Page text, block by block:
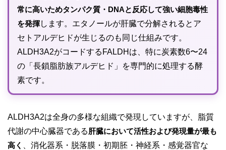
常に高いためタンパク質・DNAと反応して強い細胞毒性
を発揮します。エタノールが肝臓で分解されるとア
セトアルデヒドが生じるのも同じ仕組みです。
ALDH3A2がコードするFALDHは、特に炭素数6〜24
の「長鎖脂肪族アルデヒド」を専門的に処理する酵
素です。
ALDH3A2は全身の多様な組織で発現していますが、脂質
代謝の中心臓器である肝臓において活性および発現量が最も
高く
、消化器系・脱落膜・初期胚・神経系・感覚器官な